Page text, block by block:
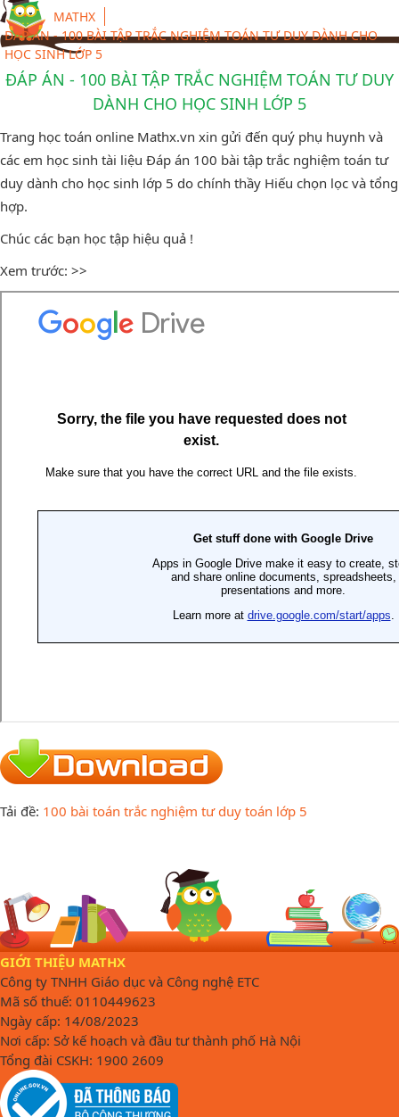
MATHX
ĐÁP ÁN - 100 BÀI TẬP TRẮC NGHIỆM TOÁN TƯ DUY DÀNH CHO
HỌC SINH LỚP 5
ĐÁP ÁN - 100 BÀI TẬP TRẮC NGHIỆM TOÁN TƯ DUY
DÀNH CHO HỌC SINH LỚP 5
Trang học toán online Mathx.vn xin gửi đến quý phụ huynh và
các em học sinh tài liệu Đáp án 100 bài tập trắc nghiệm toán tư
duy dành cho học sinh lớp 5 do chính thầy Hiếu chọn lọc và tổng
hợp.
Chúc các bạn học tập hiệu quả !
Xem trước: >>
Tải đề: 100 bài toán trắc nghiệm tư duy toán lớp 5
GIỚI THIỆU MATHX
Công ty TNHH Giáo dục và Công nghệ ETC
Mã số thuế: 0110449623
Ngày cấp: 14/08/2023
Nơi cấp: Sở kế hoạch và đầu tư thành phố Hà Nội
Tổng đài CSKH: 1900 2609